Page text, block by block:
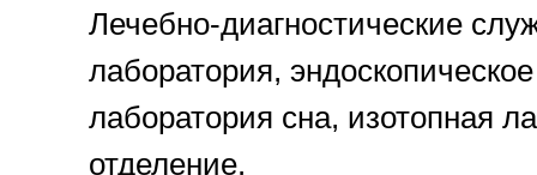
Лечебно-диагностические
лаборатория,
лаборатория сна, изотопная
отделение.